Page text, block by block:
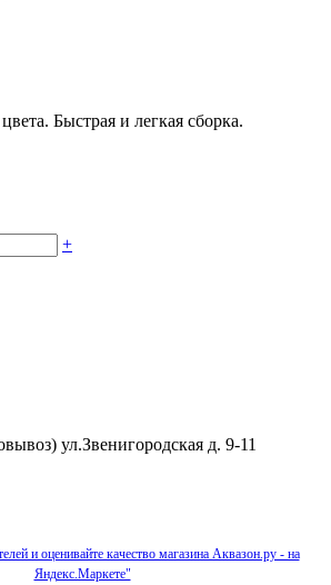
Быстрая и легкая сборка.
+
ул.Звенигородская д. 9-11
и оценивайте качество магазина Аквазон.ру - на
Яндекс.Маркете"